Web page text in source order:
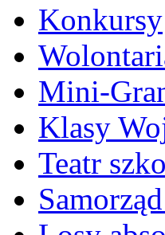
Konkursy
Mini-
Klasy
Teatr